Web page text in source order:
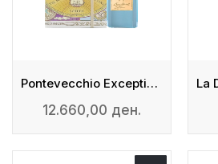
Pontevecchio Exceptional - Extrait De Parfum
12.660,00 ден.